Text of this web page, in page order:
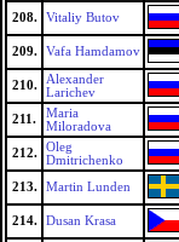
208. Vitaliy Butov
209. Vafa Hamdamov
210.
Alexander
Larichev
211.
Maria
Miloradova
212.
Oleg
Dmitrichenko
213. Martin Lunden
214. Dusan Krasa